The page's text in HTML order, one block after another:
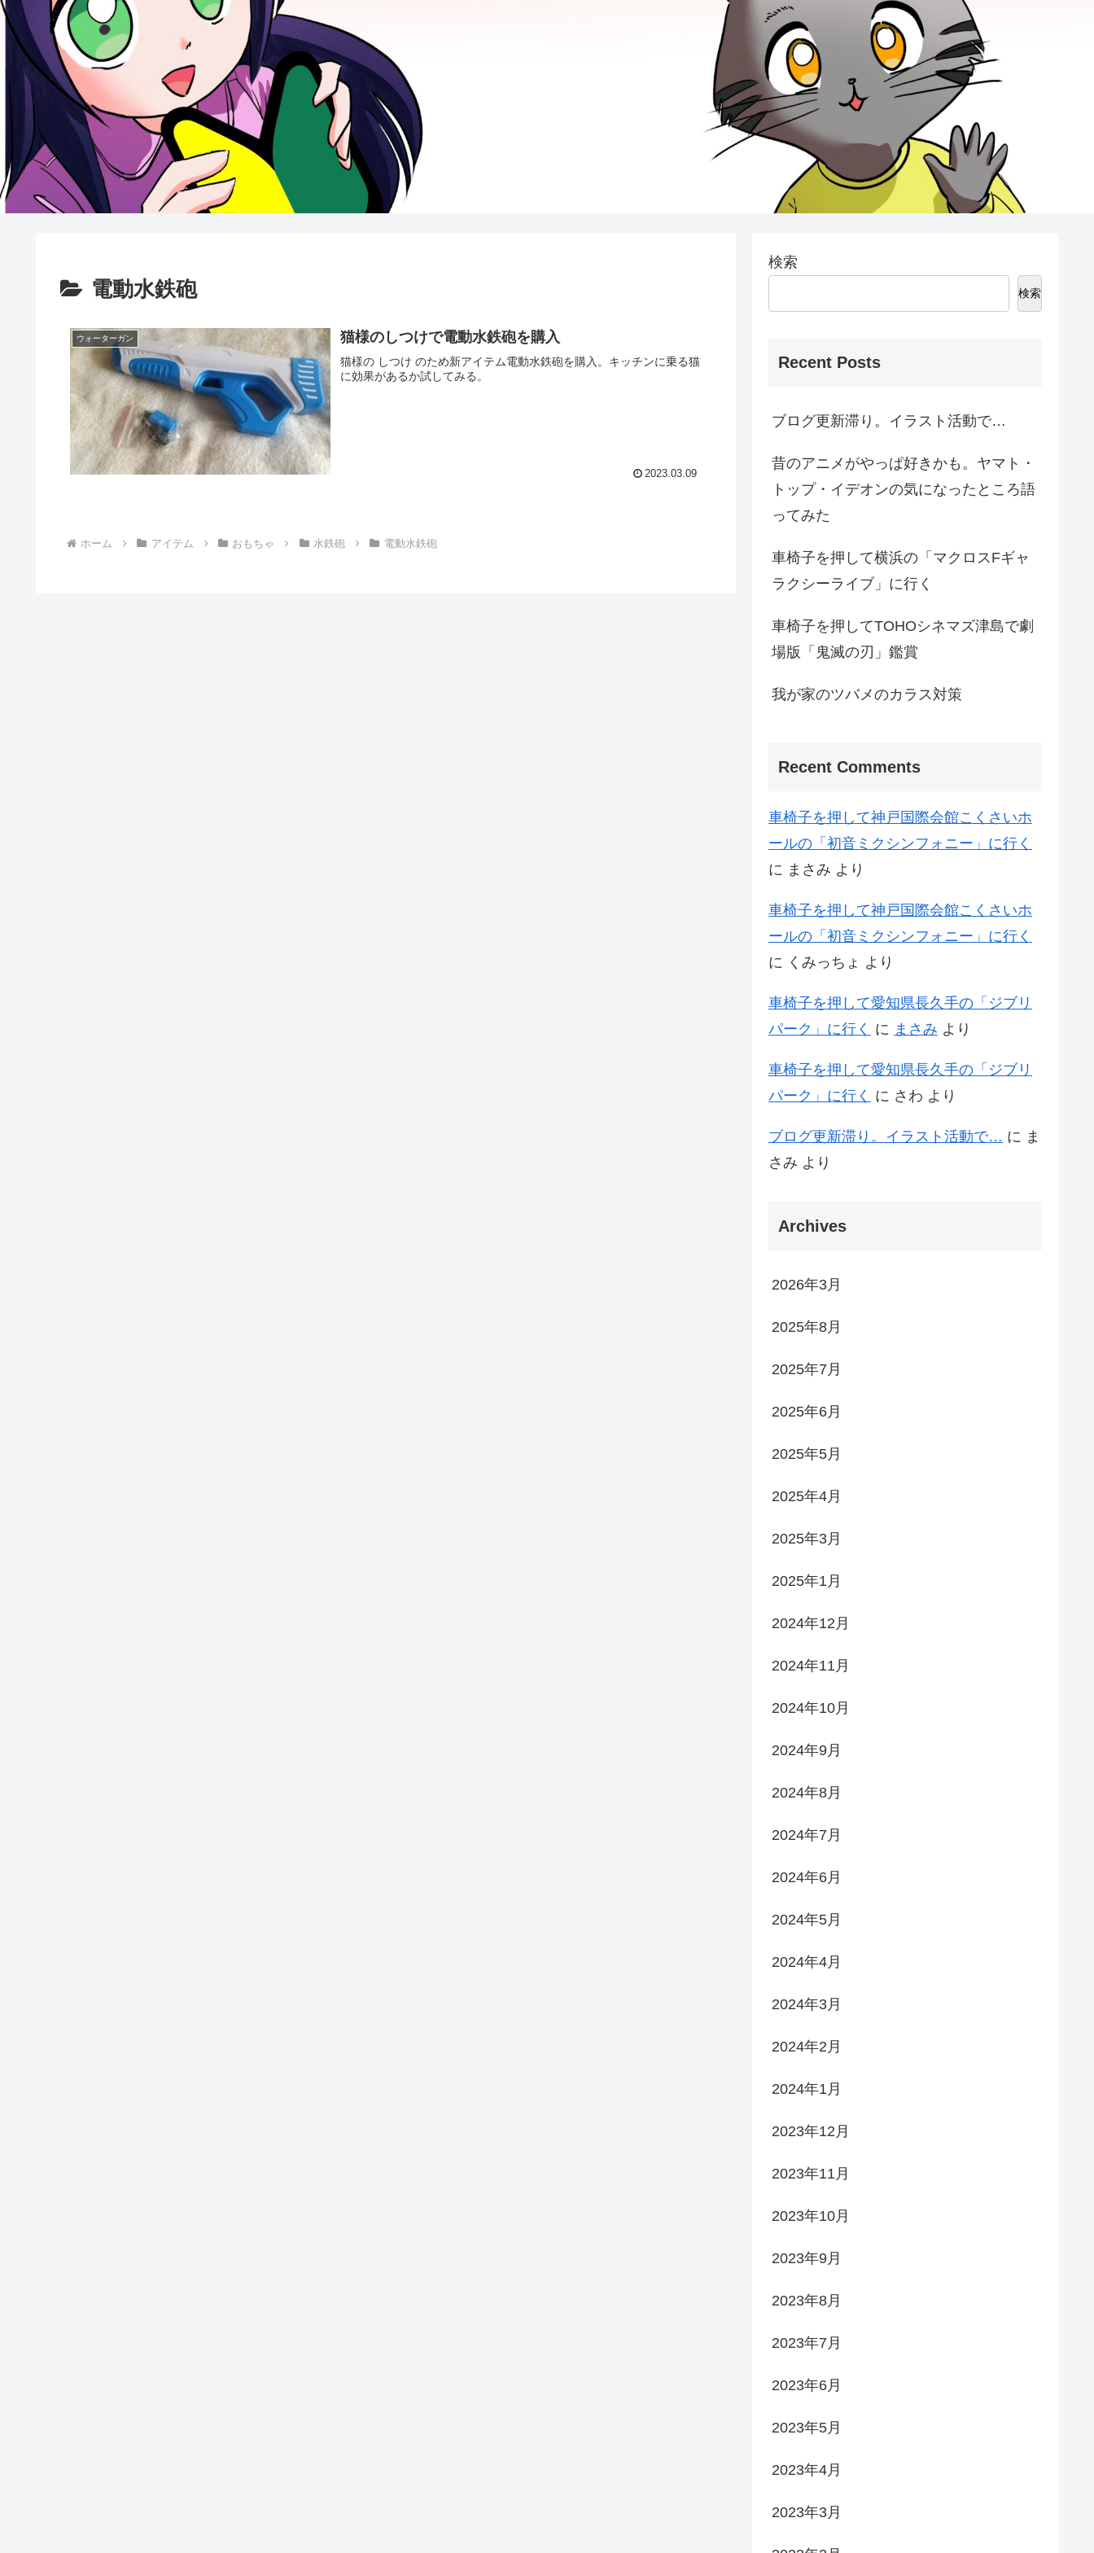
電動水鉄砲
ウォーターガン 猫様のしつけで電動水鉄砲を購入
猫様の しつけ のため新アイテム電動水鉄砲を購入。キッチンに乗る猫
に効果があるか試してみる。
2023.03.09
ホーム アイテム おもちゃ 水鉄砲 電動水鉄砲
検索
検索
Recent Posts
ブログ更新滞り。イラスト活動で…
昔のアニメがやっぱ好きかも。ヤマト・
トップ・イデオンの気になったところ語
ってみた
車椅子を押して横浜の「マクロスFギャ
ラクシーライブ」に行く
車椅子を押してTOHOシネマズ津島で劇
場版「鬼滅の刃」鑑賞
我が家のツバメのカラス対策
Recent Comments
車椅子を押して神戸国際会館こくさいホ
ールの「初音ミクシンフォニー」に行く
に まさみ より
車椅子を押して神戸国際会館こくさいホ
ールの「初音ミクシンフォニー」に行く
に くみっちょ より
車椅子を押して愛知県長久手の「ジブリ
パーク」に行く に まさみ より
車椅子を押して愛知県長久手の「ジブリ
パーク」に行く に さわ より
ブログ更新滞り。イラスト活動で… に ま
さみ より
Archives
2026年3月
2025年8月
2025年7月
2025年6月
2025年5月
2025年4月
2025年3月
2025年1月
2024年12月
2024年11月
2024年10月
2024年9月
2024年8月
2024年7月
2024年6月
2024年5月
2024年4月
2024年3月
2024年2月
2024年1月
2023年12月
2023年11月
2023年10月
2023年9月
2023年8月
2023年7月
2023年6月
2023年5月
2023年4月
2023年3月